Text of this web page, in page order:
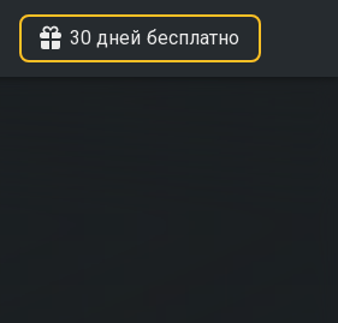
30 дней бесплатно